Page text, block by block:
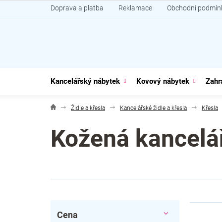
na
Doprava a platba Reklamace Obchodní
Kancelářský nábytek Kovový nábytek
Židle a křesla Kancelářské židle a křesla Křesla
Kožená
Cena
V